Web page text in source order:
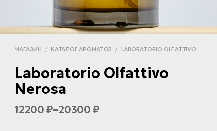
МАГАЗИН / КАТАЛОГ АРОМАТОВ / LABORATORIO OLFATTIVO
Laboratorio Olfattivo
Nerosa
12200 ₽–20300 ₽